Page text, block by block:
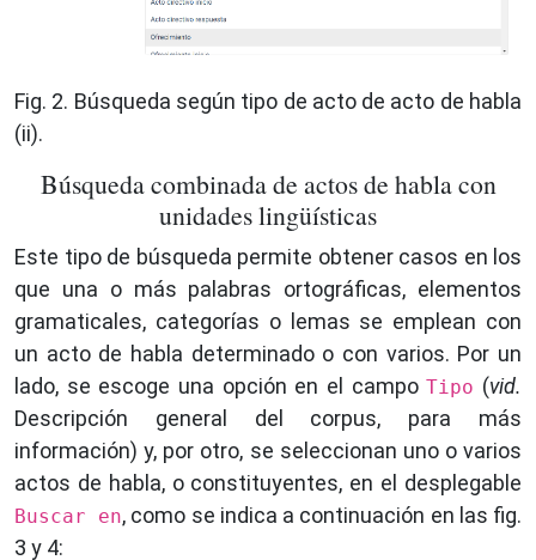
Fig. 2. Búsqueda según tipo de acto de acto de habla
(ii).
Búsqueda combinada de actos de habla con
unidades lingüísticas
Este tipo de búsqueda permite obtener casos en los
que una o más palabras ortográficas, elementos
gramaticales, categorías o lemas se emplean con
un acto de habla determinado o con varios. Por un
lado, se escoge una opción en el campoTipo (vid.
Descripción general del corpus, para más
información) y, por otro, se seleccionan uno o varios
actos de habla, o constituyentes, en el desplegable
Buscar en, como se indica a continuación en las fig.
3 y 4: